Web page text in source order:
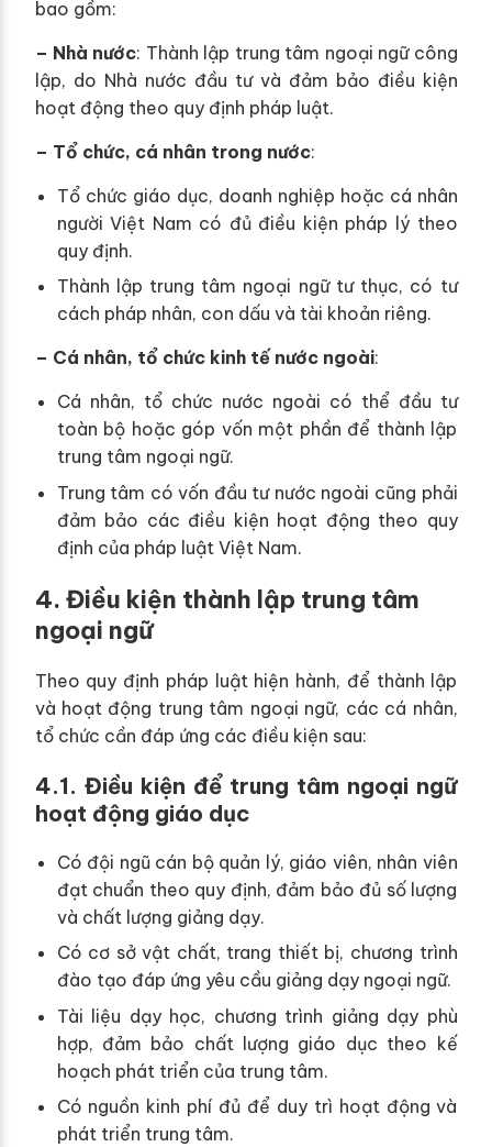
bao gồm:
– Nhà nước: Thành lập trung tâm ngoại ngữ công
lập, do Nhà nước đầu tư và đảm bảo điều kiện
hoạt động theo quy định pháp luật.
– Tổ chức, cá nhân trong nước:
Tổ chức giáo dục, doanh nghiệp hoặc cá nhân
người Việt Nam có đủ điều kiện pháp lý theo
quy định.
Thành lập trung tâm ngoại ngữ tư thục, có tư
cách pháp nhân, con dấu và tài khoản riêng.
– Cá nhân, tổ chức kinh tế nước ngoài:
Cá nhân, tổ chức nước ngoài có thể đầu tư
toàn bộ hoặc góp vốn một phần để thành lập
trung tâm ngoại ngữ.
Trung tâm có vốn đầu tư nước ngoài cũng phải
đảm bảo các điều kiện hoạt động theo quy
định của pháp luật Việt Nam.
4. Điều kiện thành lập trung tâm
ngoại ngữ
Theo quy định pháp luật hiện hành, để thành lập
và hoạt động trung tâm ngoại ngữ, các cá nhân,
tổ chức cần đáp ứng các điều kiện sau:
4.1. Điều kiện để trung tâm ngoại ngữ
hoạt động giáo dục
Có đội ngũ cán bộ quản lý, giáo viên, nhân viên
đạt chuẩn theo quy định, đảm bảo đủ số lượng
và chất lượng giảng dạy.
Có cơ sở vật chất, trang thiết bị, chương trình
đào tạo đáp ứng yêu cầu giảng dạy ngoại ngữ.
Tài liệu dạy học, chương trình giảng dạy phù
hợp, đảm bảo chất lượng giáo dục theo kế
hoạch phát triển của trung tâm.
Có nguồn kinh phí đủ để duy trì hoạt động và
phát triển trung tâm.